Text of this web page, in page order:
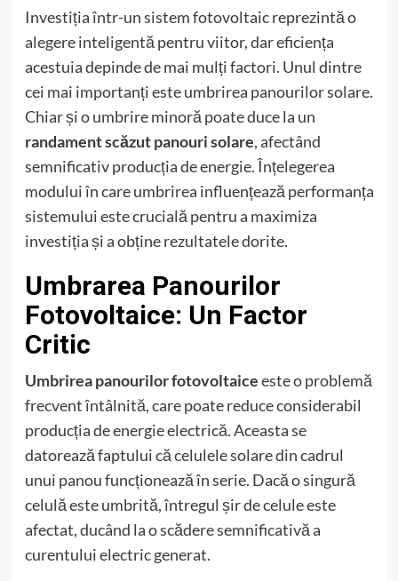
Investiția într-un sistem fotovoltaic reprezintă o
alegere inteligentă pentru viitor, dar eficiența
acestuia depinde de mai mulți factori. Unul dintre
cei mai importanți este umbrirea panourilor solare.
Chiar și o umbrire minoră poate duce la un
randament scăzut panouri solare, afectând
semnificativ producția de energie. Înțelegerea
modului în care umbrirea influențează performanța
sistemului este crucială pentru a maximiza
investiția și a obține rezultatele dorite.
Umbrarea Panourilor
Fotovoltaice: Un Factor
Critic
Umbrirea panourilor fotovoltaiceeste o problemă
frecvent întâlnită, care poate reduce considerabil
producția de energie electrică. Aceasta se
datorează faptului că celulele solare din cadrul
unui panou funcționează în serie. Dacă o singură
celulă este umbrită, întregul șir de celule este
afectat, ducând la o scădere semnificativă a
curentului electric generat.